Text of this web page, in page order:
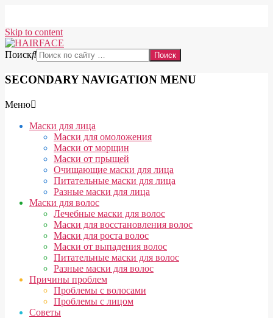
Skip to content
Поиск
SECONDARY NAVIGATION MENU
Меню
Маски для лица
Маски для омоложения
Маски от морщин
Маски от прыщей
Очищающие маски для лица
Питательные маски для лица
Разные маски для лица
Маски для волос
Лечебные маски для волос
Маски для восстановления волос
Маски для роста волос
Маски от выпадения волос
Питательные маски для волос
Разные маски для волос
Причины проблем
Проблемы с волосами
Проблемы с лицом
Советы